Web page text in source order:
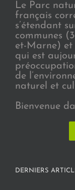
Le Parc
français
s’étendant
communes
et-Marne) et
qui est
de
naturel et
Bienvenue
DERNIERS